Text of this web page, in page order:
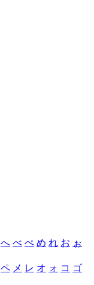
へ べ ぺ め れ お ぉ
ペ メ レ オ ォ コ ゴ